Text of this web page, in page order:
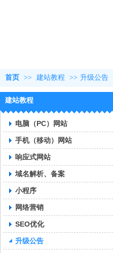
首页 >> 建站教程 >> 升级公告
建站教程
电脑（PC）网站
手机（移动）网站
响应式网站
域名解析、备案
小程序
网络营销
SEO优化
升级公告